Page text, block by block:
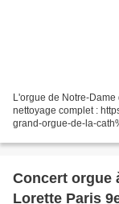
L'orgue de Notre-
nettoyage complet :
grand-orgue-de-la-
Concert orgue
Lorette Paris